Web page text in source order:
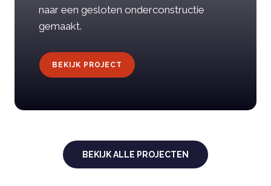
naar een gesloten onderconstructie
gemaakt.
BEKIJK PROJECT
BEKIJK ALLE PROJECTEN